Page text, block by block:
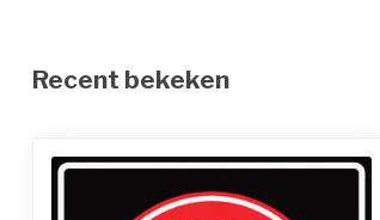
Recent bekeken